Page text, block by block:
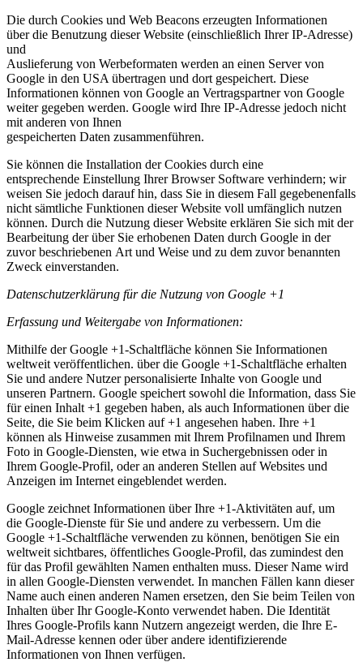
Die durch Cookies und Web Beacons erzeugten Informationen
über die Benutzung dieser Website (einschließlich Ihrer IP-Adresse)
und
Auslieferung von Werbeformaten werden an einen Server von
Google in den USA übertragen und dort gespeichert. Diese
Informationen können von Google an Vertragspartner von Google
weiter gegeben werden. Google wird Ihre IP-Adresse jedoch nicht
mit anderen von Ihnen
gespeicherten Daten zusammenführen.
Sie können die Installation der Cookies durch eine
entsprechende Einstellung Ihrer Browser Software verhindern; wir
weisen Sie jedoch darauf hin, dass Sie in diesem Fall gegebenenfalls
nicht sämtliche Funktionen dieser Website voll umfänglich nutzen
können. Durch die Nutzung dieser Website erklären Sie sich mit der
Bearbeitung der über Sie erhobenen Daten durch Google in der
zuvor beschriebenen Art und Weise und zu dem zuvor benannten
Zweck einverstanden.
Datenschutzerklärung für die Nutzung von Google +1
Erfassung und Weitergabe von Informationen:
Mithilfe der Google +1-Schaltfläche können Sie Informationen
weltweit veröffentlichen. über die Google +1-Schaltfläche erhalten
Sie und andere Nutzer personalisierte Inhalte von Google und
unseren Partnern. Google speichert sowohl die Information, dass Sie
für einen Inhalt +1 gegeben haben, als auch Informationen über die
Seite, die Sie beim Klicken auf +1 angesehen haben. Ihre +1
können als Hinweise zusammen mit Ihrem Profilnamen und Ihrem
Foto in Google-Diensten, wie etwa in Suchergebnissen oder in
Ihrem Google-Profil, oder an anderen Stellen auf Websites und
Anzeigen im Internet eingeblendet werden.
Google zeichnet Informationen über Ihre +1-Aktivitäten auf, um
die Google-Dienste für Sie und andere zu verbessern. Um die
Google +1-Schaltfläche verwenden zu können, benötigen Sie ein
weltweit sichtbares, öffentliches Google-Profil, das zumindest den
für das Profil gewählten Namen enthalten muss. Dieser Name wird
in allen Google-Diensten verwendet. In manchen Fällen kann dieser
Name auch einen anderen Namen ersetzen, den Sie beim Teilen von
Inhalten über Ihr Google-Konto verwendet haben. Die Identität
Ihres Google-Profils kann Nutzern angezeigt werden, die Ihre E-
Mail-Adresse kennen oder über andere identifizierende
Informationen von Ihnen verfügen.